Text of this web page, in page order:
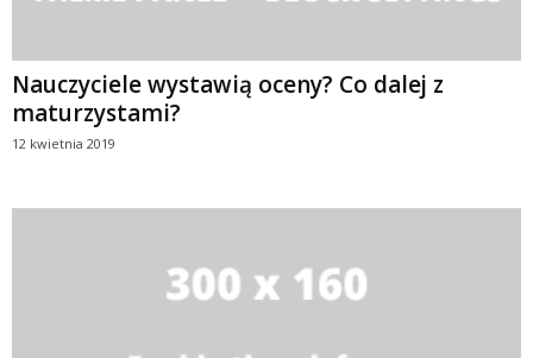
Nauczyciele wystawią oceny? Co dalej z
maturzystami?
12 kwietnia 2019